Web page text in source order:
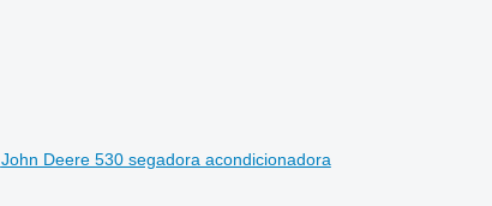
John Deere 530 segadora acondicionadora